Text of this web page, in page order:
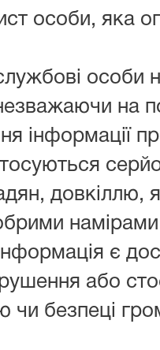
особи, яка
особи
на
інформації
є
або
чи безпеці